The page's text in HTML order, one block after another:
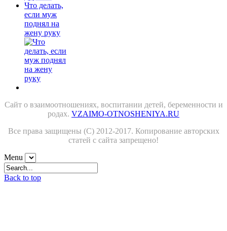
Что делать,
если муж
поднял на
жену руку
Сайт о взаимоотношениях, воспитании детей, беременности и
родах. VZAIMO-OTNOSHENIYA.RU
Все права защищены (С) 2012-2017. Копирование авторских
статей с сайта запрещено!
Menu
Back to top